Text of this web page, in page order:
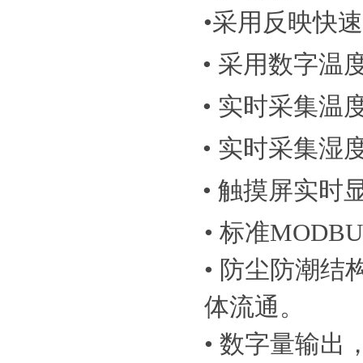
•采用反映快
• 采用数字温
• 实时采集温
• 实时采集湿
• 触摸屏实时
• 标准
• 防尘防潮结
体流通。
• 数字量输出